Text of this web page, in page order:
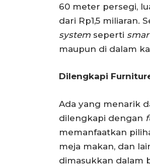
60 meter persegi,
dari Rp1,5 miliaran.
system seperti
maupun di dalam
Dilengkapi
Ada yang menarik
dilengkapi dengan
memanfaatkan
meja makan, dan
dimasukkan dalam